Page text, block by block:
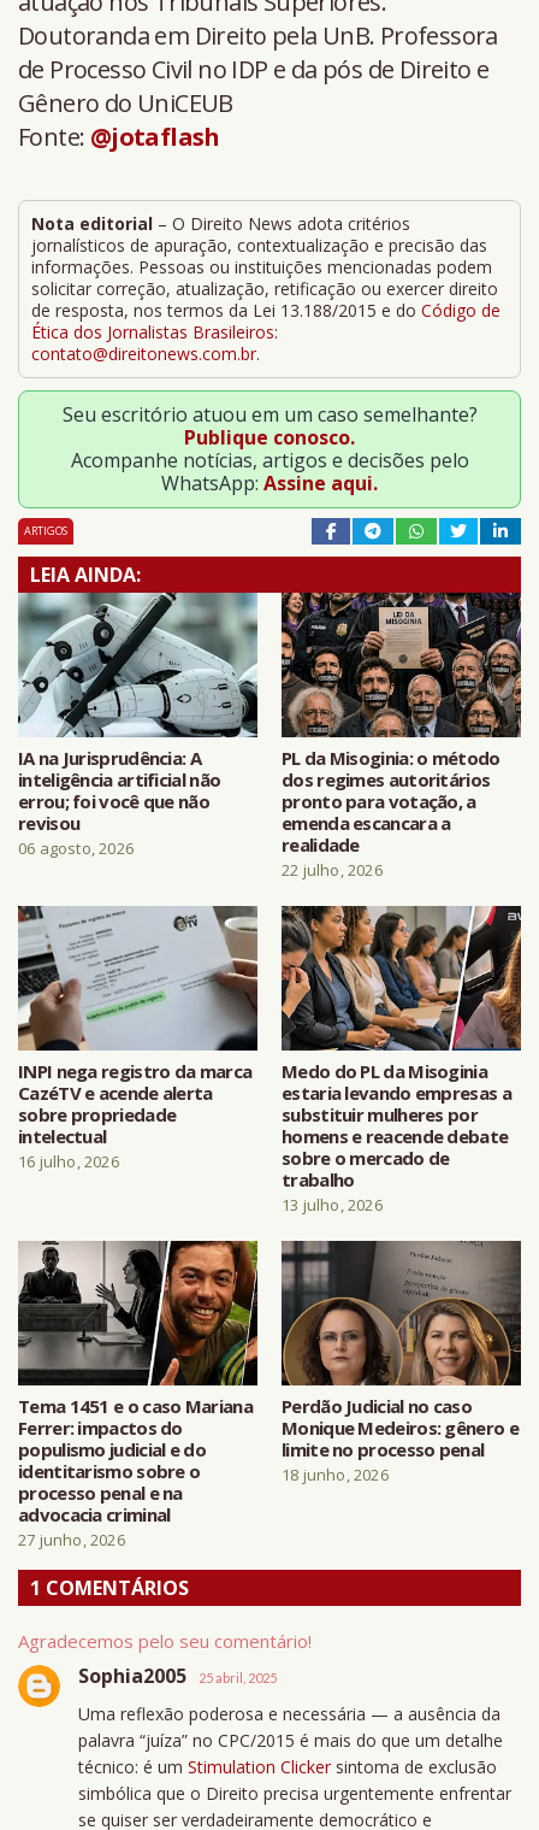
Doutoranda em Direito pela UnB. Professora
de Processo Civil no IDP e da pós de Direito e
Gênero do UniCEUB
Fonte: @jotaflash
Nota editorial – O Direito News adota critérios
jornalísticos de apuração, contextualização e precisão das
informações. Pessoas ou instituições mencionadas podem
solicitar correção, atualização, retificação ou exercer direito
de resposta, nos termos da Lei 13.188/2015 e do Código de
Ética dos Jornalistas Brasileiros:
contato@direitonews.com.br.
Seu escritório atuou em um caso semelhante?
Publique conosco.
Acompanhe notícias, artigos e decisões pelo
WhatsApp: Assine aqui.
ARTIGOS
LEIA AINDA:
IA na Jurisprudência: A
inteligência artificial não
errou; foi você que não
revisou
06 agosto, 2026
PL da Misoginia: o método
dos regimes autoritários
pronto para votação, a
emenda escancara a
realidade
22 julho, 2026
INPI nega registro da marca
CazéTV e acende alerta
sobre propriedade
intelectual
16 julho, 2026
Medo do PL da Misoginia
estaria levando empresas a
substituir mulheres por
homens e reacende debate
sobre o mercado de
trabalho
13 julho, 2026
Tema 1451 e o caso Mariana
Ferrer: impactos do
populismo judicial e do
identitarismo sobre o
processo penal e na
advocacia criminal
27 junho, 2026
Perdão Judicial no caso
Monique Medeiros: gênero e
limite no processo penal
18 junho, 2026
1 COMENTÁRIOS
Agradecemos pelo seu comentário!
Sophia2005 25 abril, 2025
Uma reflexão poderosa e necessária — a ausência da
palavra “juíza” no CPC/2015 é mais do que um detalhe
técnico: é um Stimulation Clickersintoma de exclusão
simbólica que o Direito precisa urgentemente enfrentar
se quiser ser verdadeiramente democrático e